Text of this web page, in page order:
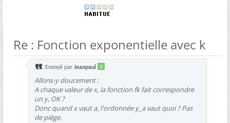
Re : Fonction exponentielle avec k
Envoyé par Jeanpaul
Allons-y doucement :
A chaque valeur de x, la fonction fk fait correspondre
un y, OK ?
Donc quand x vaut a, l'ordonnée y_a vaut quoi ? Pas
de piège.